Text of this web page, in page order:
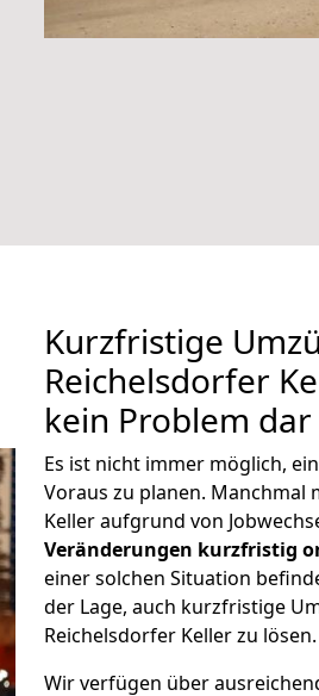
Kurzfristige
Reichelsdorfer
kein Problem dar
Es ist nicht immer möglich,
Voraus zu planen. Manchmal
Keller aufgrund von
Veränderungen kurzfristig
einer solchen Situation
der Lage, auch kurzfristige
Reichelsdorfer Keller zu lösen.
Wir verfügen über